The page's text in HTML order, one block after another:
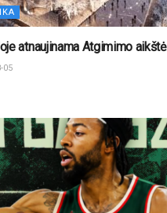
atnaujinama Atgimimo aikštė
05